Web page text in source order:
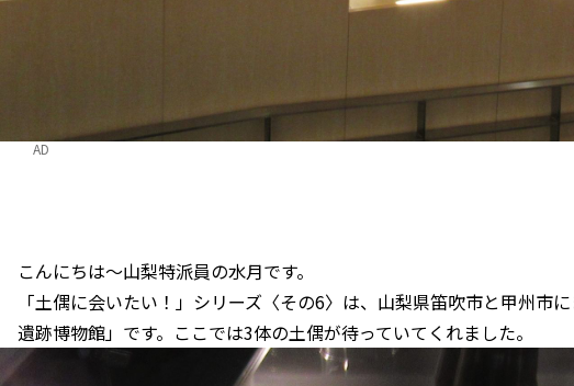
AD
こんにちは～山梨特派員の水月です。
「土偶に会いたい！」シリーズ〈その6〉は、山梨県笛吹市と甲州市
遺跡博物館」です。ここでは3体の土偶が待っていてくれました。